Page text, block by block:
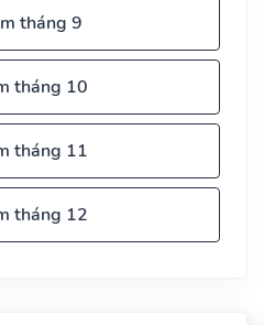
tháng 9
tháng 10
tháng 11
tháng 12